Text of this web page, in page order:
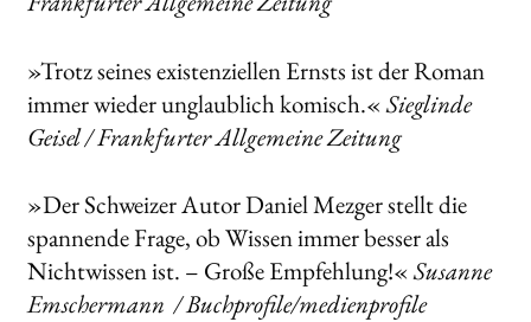
»Trotz seines existenziellen Ernsts ist der Roman
immer wieder unglaublich komisch.«Sieglinde
Geisel / Frankfurter Allgemeine Zeitung
»Der Schweizer Autor Daniel Mezger stellt die
spannende Frage, ob Wissen immer besser als
Nichtwissen ist. – Große Empfehlung!«Susanne
Emschermann / Buchprofile/medienprofile